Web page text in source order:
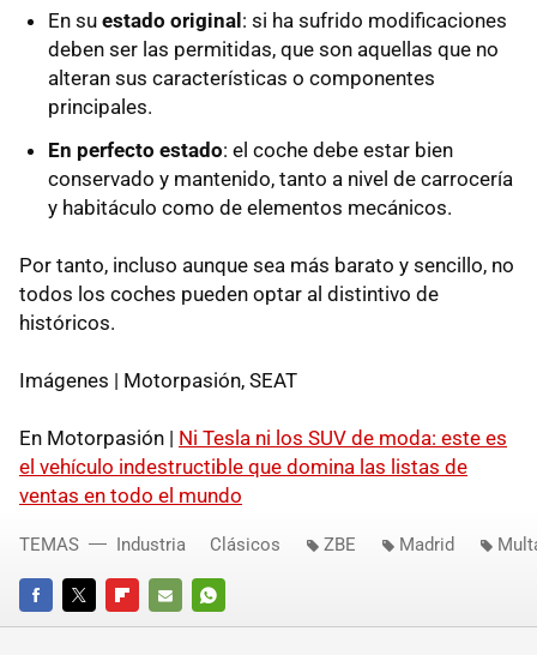
En su estado original : si ha sufrido modificaciones
deben ser las permitidas, que son aquellas que no
alteran sus características o componentes
principales.
En perfecto estado: el coche debe estar bien
conservado y mantenido, tanto a nivel de carrocería
y habitáculo como de elementos mecánicos.
Por tanto, incluso aunque sea más barato y sencillo, no
todos los coches pueden optar al distintivo de
históricos.
Imágenes | Motorpasión, SEAT
En Motorpasión | Ni Tesla ni los SUV de moda: este es
el vehículo indestructible que domina las listas de
ventas en todo el mundo
FACEBOOKTWITTERFLIPBOARD
E-
WHATSAPP
TEMAS Industria Clásicos ZBE Madrid